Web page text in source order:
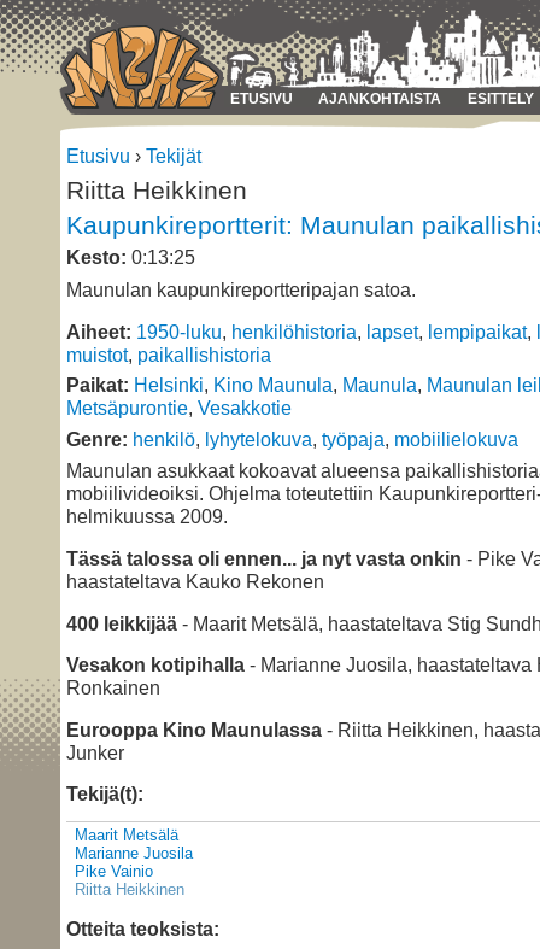
ETUSIVU AJANKOHTAISTA ESITTELY
Etusivu › Tekijät
Riitta Heikkinen
Kaupunkireportterit: Maunulan
Kesto: 0:13:25
Maunulan kaupunkireportteripajan satoa.
Aiheet: 1950-luku, henkilöhistoria, lapset, lempipaikat,
muistot, paikallishistoria
Paikat: Helsinki, Kino Maunula, Maunula, Maunulan
Metsäpurontie, Vesakkotie
Genre: henkilö, lyhytelokuva, työpaja, mobiilielokuva
Maunulan asukkaat kokoavat alueensa
mobiilivideoiksi. Ohjelma toteutettiin
helmikuussa 2009.
Tässä talossa oli ennen... ja nyt vasta onkin - Pike
haastateltava Kauko Rekonen
400 leikkijää - Maarit Metsälä, haastateltava Stig
Vesakon kotipihalla - Marianne Juosila, haastateltava
Ronkainen
Eurooppa Kino Maunulassa - Riitta Heikkinen,
Junker
Tekijä(t):
Maarit Metsälä
Marianne Juosila
Pike Vainio
Riitta Heikkinen
Otteita teoksista: